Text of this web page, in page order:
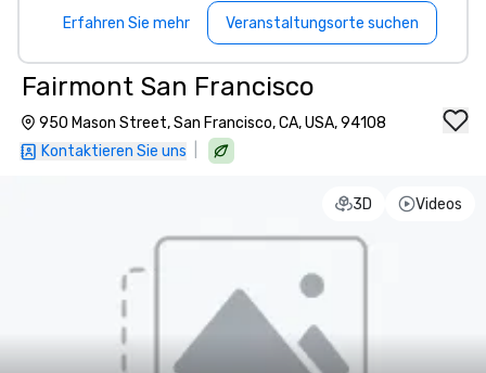
Erfahren Sie mehr Veranstaltungsorte suchen
Fairmont San Francisco
950 Mason Street, San Francisco, CA, USA, 94108
Kontaktieren Sie uns
3D Videos